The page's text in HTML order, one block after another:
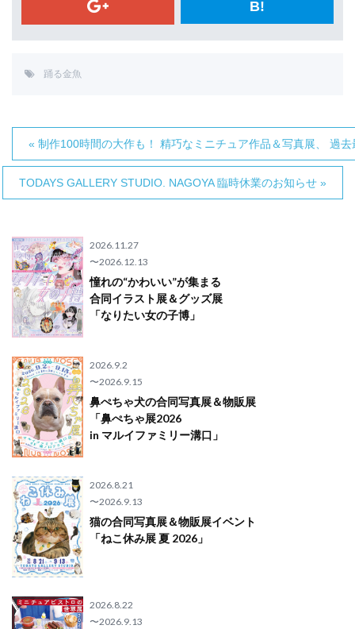
B!
踊る金魚
« 制作100時間の大作も！ 精巧なミニチュア作品＆写真展、 過
TODAYS GALLERY STUDIO. NAGOYA 臨時休業のお知らせ »
2026.11.27
〜2026.12.13
憧れの“かわいい”が集まる
合同イラスト展＆グッズ展
「なりたい女の子博」
2026.9.2
〜2026.9.15
鼻ぺちゃ犬の合同写真展＆物販展
「鼻ぺちゃ展2026
in マルイファミリー溝口」
2026.8.21
〜2026.9.13
猫の合同写真展＆物販展イベント
「ねこ休み展 夏 2026」
2026.8.22
〜2026.9.13